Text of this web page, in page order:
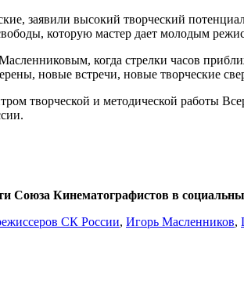
заявили высокий творческий
которую мастер дает молодым
когда стрелки часов
новые встречи, новые творческие
творческой и методической работы
Союза Кинематографистов в
СК России, Игорь Масленников,